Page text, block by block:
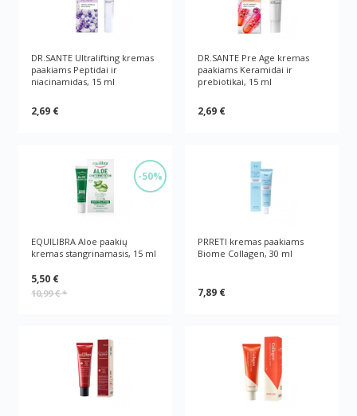
DR.SANTE Ultralifting kremas
paakiams Peptidai ir
niacinamidas, 15 ml
2,69 €
DR.SANTE Pre Age kremas
paakiams Keramidai ir
prebiotikai, 15 ml
2,69 €
-50%
EQUILIBRA Aloe paakių
kremas stangrinamasis, 15 ml
5,50 €
10,99 €*
PRRETI kremas paakiams
Biome Collagen, 30 ml
7,89 €